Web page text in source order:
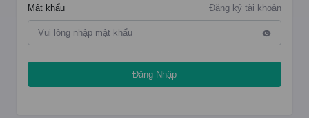
Đăng ký tài khoản
Mật khẩu
Đăng Nhập